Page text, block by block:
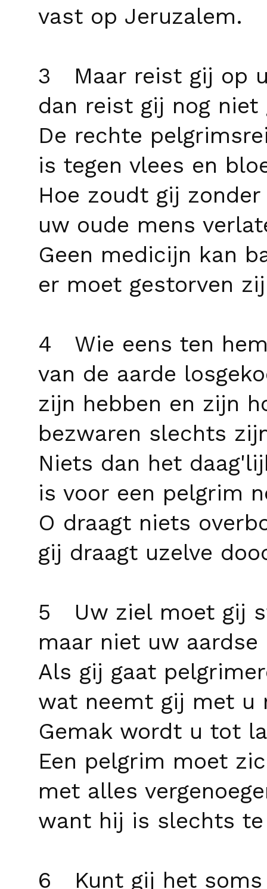
vast op Jeruzalem.
3 Maar reist gij op
dan reist gij nog niet
De rechte
is tegen vlees en
Hoe zoudt gij
uw oude mens
Geen medicijn kan
er moet gestorven
4 Wie eens ten
van de aarde
zijn hebben en zijn
bezwaren slechts
Niets dan het
is voor een pelgrim
O draagt niets
gij draagt uzelve
5 Uw ziel moet gij
maar niet uw aardse
Als gij gaat
wat neemt gij met u
Gemak wordt u tot
Een pelgrim moet
met alles
want hij is slechts
6 Kunt gij het soms